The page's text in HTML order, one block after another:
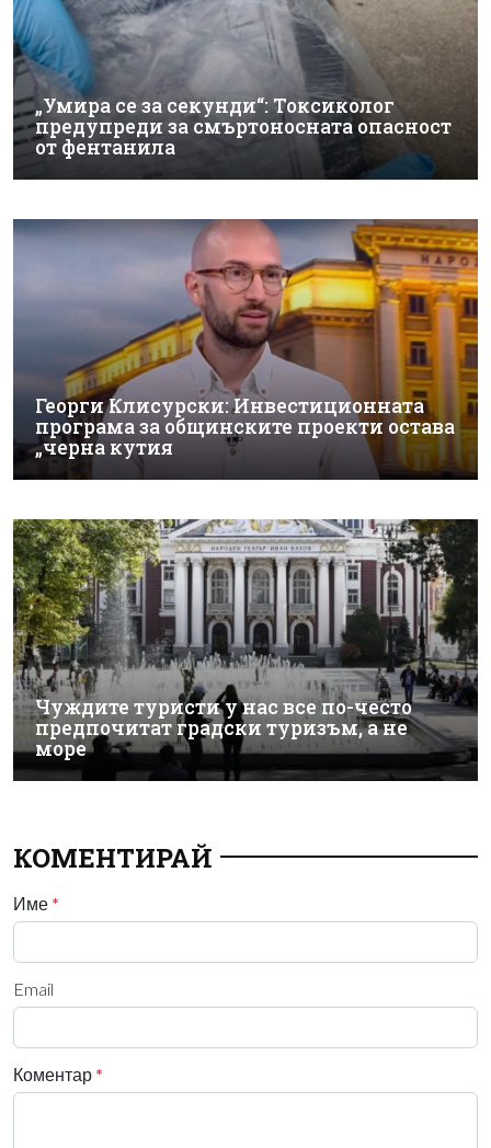
„Умира се за секунди“: Токсиколог
предупреди за смъртоносната опасност
от фентанила
Георги Клисурски: Инвестиционната
програма за общинските проекти остава
„черна кутия
Чуждите туристи у нас все по-често
предпочитат градски туризъм, а не
море
КОМЕНТИРАЙ
Име *
Email
Коментар *